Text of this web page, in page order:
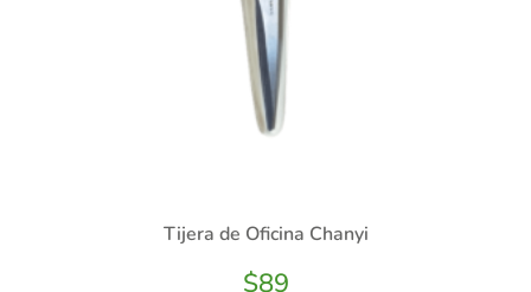
Tijera de Oficina Chanyi
$89